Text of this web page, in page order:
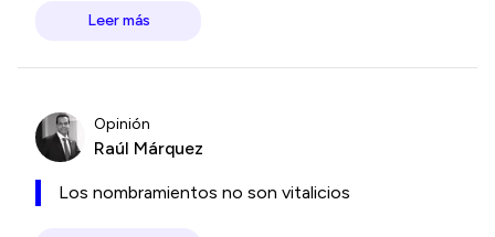
Leer más
Opinión
Raúl Márquez
Los nombramientos no son vitalicios